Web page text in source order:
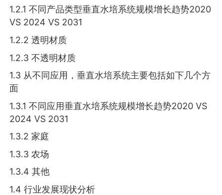
1.2.1 不同产品类型垂直水培系统规模增长趋势2020
VS 2024 VS 2031
1.2.2 透明材质
1.2.3 不透明材质
1.3 从不同应用，垂直水培系统主要包括如下几个方
面
1.3.1 不同应用垂直水培系统规模增长趋势2020 VS
2024 VS 2031
1.3.2 家庭
1.3.3 农场
1.3.4 其他
1.4 行业发展现状分析